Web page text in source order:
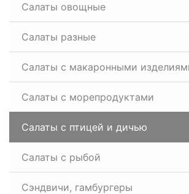
Салаты овощные
Салаты разные
Салаты с макаронными
Салаты с морепродуктами
Салаты с птицей и дичью
Салаты с рыбой
Сэндвичи, гамбургеры